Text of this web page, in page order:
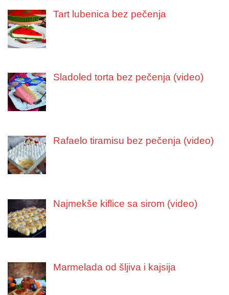
Tart lubenica bez pečenja
Sladoled torta bez pečenja (video)
Rafaelo tiramisu bez pečenja (video)
Najmekše kiflice sa sirom (video)
Marmelada od šljiva i kajsija